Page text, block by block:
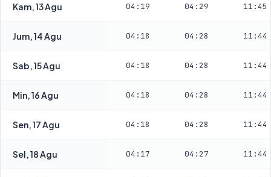
Kam, 13 Agu 04:19 04:29 11:45
Jum, 14 Agu 04:18 04:28 11:44
Sab, 15 Agu 04:18 04:28 11:44
Min, 16 Agu 04:18 04:28 11:44
Sen, 17 Agu 04:18 04:28 11:44
Sel, 18 Agu 04:17 04:27 11:44